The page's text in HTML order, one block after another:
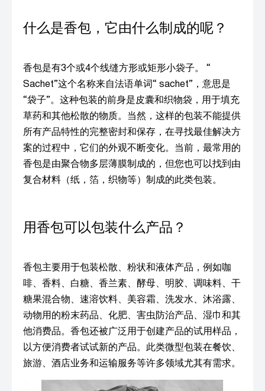
什么是香包，它由什么制成的呢？
香包是有3个或4个线缝方形或矩形小袋子。 “
Sachet”这个名称来自法语单词“ sachet”，意思是
“袋子”。这种包装的前身是皮囊和织物袋，用于填充
草药和其他松散的物质。当然，这样的包装不能提供
所有产品特性的完整密封和保存，在寻找最佳解决方
案的过程中，它们的外观不断变化。当前，最常用的
香包是由聚合物多层薄膜制成的，但您也可以找到由
复合材料（纸，箔，织物等）制成的此类包装。
用香包可以包装什么产品？
香包主要用于包装松散、粉状和液体产品，例如咖
啡、香料、白糖、香兰素、酵母、明胶、调味料、干
糖果混合物、速溶饮料、美容霜、洗发水、沐浴露、
动物用的粉末药品、化肥、害虫防治产品、湿巾和其
他消费品。香包还被广泛用于创建产品的试用样品，
以方便消费者试试新的产品。此类微型包装在餐饮、
旅游、酒店业务和运输服务等许多领域尤其有需求。